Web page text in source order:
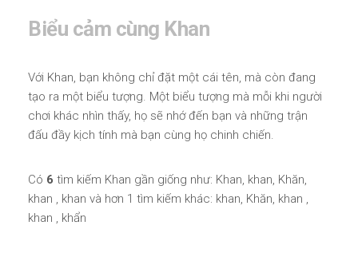
Biểu cảm cùng Khan
Với Khan, bạn không chỉ đặt một cái tên, mà còn đang
tạo ra một biểu tượng. Một biểu tượng mà mỗi khi người
chơi khác nhìn thấy, họ sẽ nhớ đến bạn và những trận
đấu đầy kịch tính mà bạn cùng họ chinh chiến.
Có 6 tìm kiếm Khan gần giống như: Khan, khan, Khăn,
khan , khan và hơn 1 tìm kiếm khác: khan, Khăn, khan ,
khan , khẩn